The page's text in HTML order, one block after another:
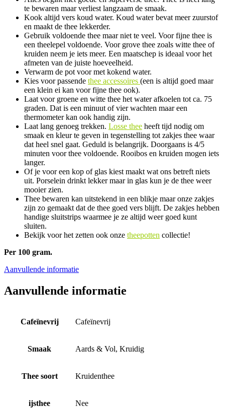
te bewaren maar verliest langzaam de smaak.
Kook altijd vers koud water. Koud water bevat meer zuurstof
en maakt de thee lekkerder.
Gebruik voldoende thee maar niet te veel. Voor fijne thee is
een theelepel voldoende. Voor grove thee zoals witte thee of
kruiden neem je iets meer. Een maatschep is ideaal voor het
afmeten van de juiste hoeveelheid.
Verwarm de pot voor met kokend water.
Kies voor passende thee accessoires (een is altijd goed maar
een klein ei kan voor fijne thee ook).
Laat voor groene en witte thee het water afkoelen tot ca. 75
graden. Dat is een minuut of vier wachten maar een
thermometer kan ook handig zijn.
Laat lang genoeg trekken. Losse thee heeft tijd nodig om
smaak en kleur te geven in tegenstelling tot zakjes thee waar
dat heel snel gaat. Geduld is belangrijk. Doorgaans is 4/5
minuten voor thee voldoende. Rooibos en kruiden mogen iets
langer.
Of je voor een kop of glas kiest maakt wat ons betreft niets
uit. Porselein drinkt lekker maar in glas kun je de thee weer
mooier zien.
Thee bewaren kan uitstekend in een blikje maar onze zakjes
zijn zo gemaakt dat de thee goed vers blijft. De zakjes hebben
handige sluitstrips waarmee je ze altijd weer goed kunt
sluiten.
Bekijk voor het zetten ook onze theepotten collectie!
Per 100 gram.
Aanvullende informatie
Aanvullende informatie
Cafeïnevrij Cafeïnevrij
Smaak Aards & Vol, Kruidig
Thee soort Kruidenthee
ijsthee Nee